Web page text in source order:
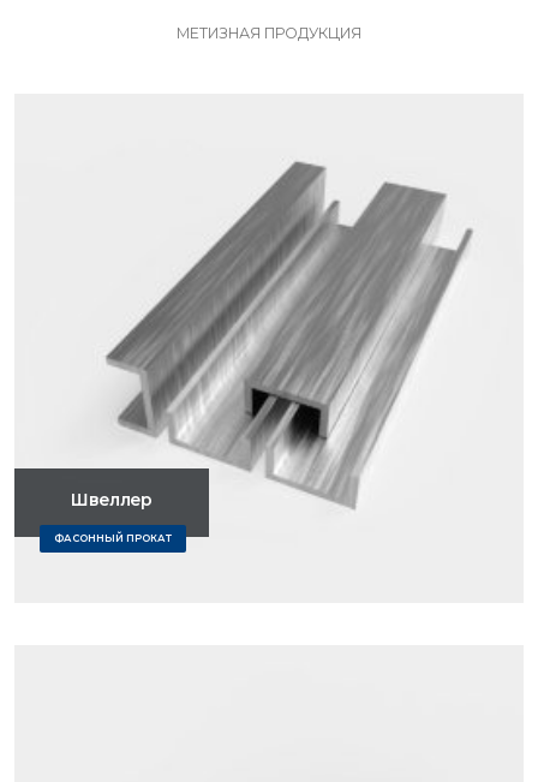
МЕТИЗНАЯ ПРОДУКЦИЯ
Швеллер
ФАСОННЫЙ ПРОКАТ